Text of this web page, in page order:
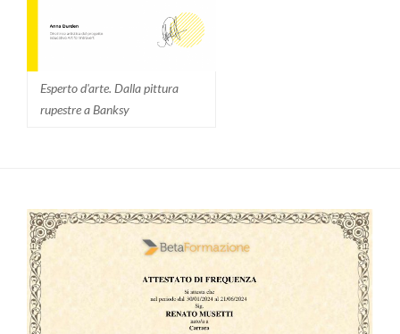
Esperto d'arte. Dalla pittura
rupestre a Banksy